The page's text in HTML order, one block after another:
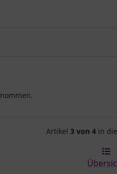
Artikel 3 von 4 in